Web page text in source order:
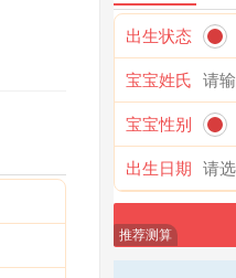
出生状态
宝宝姓氏
宝宝性别
出生日期
推荐测算